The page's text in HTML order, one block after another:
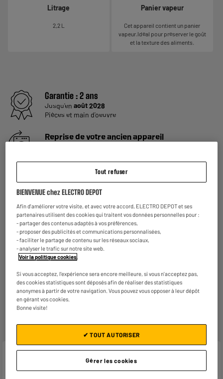
Litrage
2,2 L
Panier vapeur
Cet appareil contient un panier
vapeur.Idéal pour préserver le goût
et la texture des aliments.
Garantie :2 ans
Jusqu'en août 2028
Pièces et main d'oeuvre
Reprise de votre ancien appareil
ELECTROSÛR
En savoir +
Consommez plus responsable, économisez
plus
Notre objectif : réduire de50% nos émissions
par produit vendu d'ici 2030.
En savoir +
- Retoursgratuitsdanstous les magasins ELECTRO
DEPOT de France(voir conditions).
- Retours par voie postale : vos colis retours sont traités
dans le magasin le plus proche de chez vous pour limiter
les trajets et donc l’impact sur la planète. Les frais de
Tout refuser
BIENVENUE chez ELECTRO DEPOT
Afin d'améliorer votre visite, et avec votre accord, ELECTRO DEPOT et ses
partenaires utilisent des cookies qui traitent vos données personnelles pour :
- partager des contenus adaptés à vos préférences,
- proposer des publicités et communications personnalisées,
- faciliter le partage de contenu sur les réseaux sociaux,
- analyser le trafic sur notre site web.
Voir la politique cookies
Si vous acceptez, l'expérience sera encore meilleure, si vous n'acceptez pas,
des cookies statistiques sont déposés afin de réaliser des statistiques
anonymes à partir de votre navigation. Vous pouvez vous opposer à leur dépôt
en gérant vos cookies.
Bonne visite!
Gérer les cookies
✔ TOUT AUTORISER